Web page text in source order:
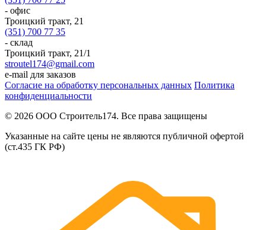
- офис
Троицкий тракт, 21
(351) 700 77 35
- склад
Троицкий тракт, 21/1
stroutel174@gmail.com
e-mail для заказов
Согласие на обработку персональных данных Политика
конфиденциальности
© 2026 ООО Строитель174. Все права защищены
Указанные на сайте цены не являются публичной офертой
(ст.435 ГК РФ)